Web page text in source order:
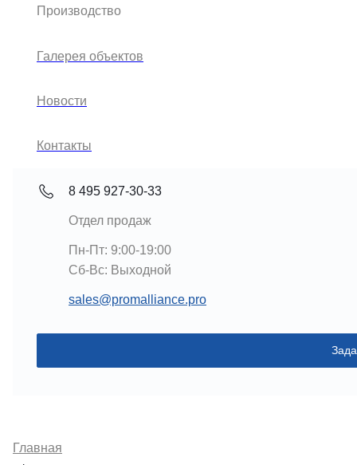
Производство
Галерея объектов
Новости
Контакты
8 495 927-30-33
Отдел продаж
Пн-Пт: 9:00-19:00
Cб-Вс: Выходной
sales@promalliance.pro
Главная